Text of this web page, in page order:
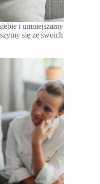
i umniejszamy
się ze swoich